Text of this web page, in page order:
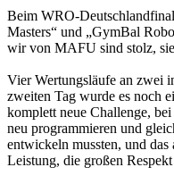
Beim WRO-
Masters“ und „GymBal
wir von MAFU sind stolz,
Vier Wertungsläufe an zwei
zweiten Tag wurde es noch
komplett neue Challenge,
neu programmieren und
entwickeln mussten, und
Leistung, die großen